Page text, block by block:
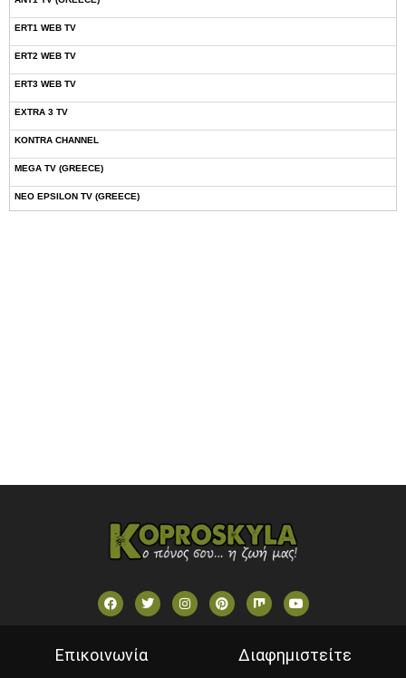
ERT1 WEB TV
ERT2 WEB TV
ERT3 WEB TV
EXTRA 3 TV
KONTRA CHANNEL
MEGA TV (GREECE)
NEO EPSILON TV (GREECE)
Επικοινωνία Διαφημιστείτε